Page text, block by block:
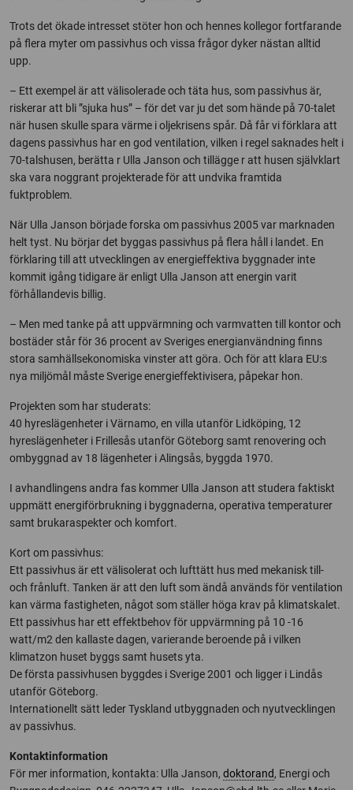
Trots det ökade intresset stöter hon och hennes kollegor fortfarande
på flera myter om passivhus och vissa frågor dyker nästan alltid
upp.
– Ett exempel är att välisolerade och täta hus, som passivhus är,
riskerar att bli ”sjuka hus” – för det var ju det som hände på 70-talet
när husen skulle spara värme i oljekrisens spår. Då får vi förklara att
dagens passivhus har en god ventilation, vilken i regel saknades helt i
70-talshusen, berätta r Ulla Janson och tillägge r att husen självklart
ska vara noggrant projekterade för att undvika framtida
fuktproblem.
När Ulla Janson började forska om passivhus 2005 var marknaden
helt tyst. Nu börjar det byggas passivhus på flera håll i landet. En
förklaring till att utvecklingen av energieffektiva byggnader inte
kommit igång tidigare är enligt Ulla Janson att energin varit
förhållandevis billig.
– Men med tanke på att uppvärmning och varmvatten till kontor och
bostäder står för 36 procent av Sveriges energianvändning finns
stora samhällsekonomiska vinster att göra. Och för att klara EU:s
nya miljömål måste Sverige energieffektivisera, påpekar hon.
Projekten som har studerats:
40 hyreslägenheter i Värnamo, en villa utanför Lidköping, 12
hyreslägenheter i Frillesås utanför Göteborg samt renovering och
ombyggnad av 18 lägenheter i Alingsås, byggda 1970.
I avhandlingens andra fas kommer Ulla Janson att studera faktiskt
uppmätt energiförbrukning i byggnaderna, operativa temperaturer
samt brukaraspekter och komfort.
Kort om passivhus:
Ett passivhus är ett välisolerat och lufttätt hus med mekanisk till-
och frånluft. Tanken är att den luft som ändå används för ventilation
kan värma fastigheten, något som ställer höga krav på klimatskalet.
Ett passivhus har ett effektbehov för uppvärmning på 10 -16
watt/m2 den kallaste dagen, varierande beroende på i vilken
klimatzon huset byggs samt husets yta.
De första passivhusen byggdes i Sverige 2001 och ligger i Lindås
utanför Göteborg.
Internationellt sätt leder Tyskland utbyggnaden och nyutvecklingen
av passivhus.
Kontaktinformation
För mer information, kontakta: Ulla Janson, doktorand, Energi och